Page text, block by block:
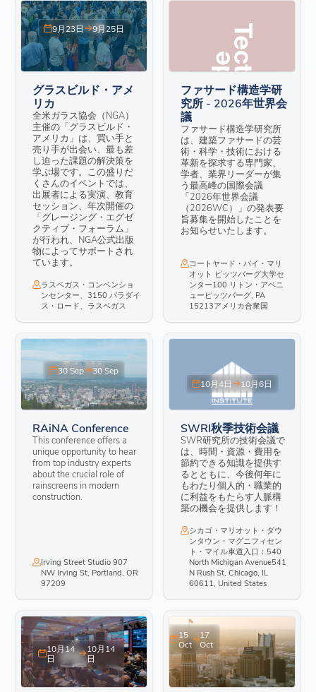
9月23日 9月25日
グラスビルド・アメ
リカ
全米ガラス協会（NGA）
主催の「グラスビルド・
アメリカ」は、買い手と
売り手が出会い、最も差
し迫った課題の解決策を
学ぶ場です。この盛りだ
くさんのイベントでは、
出展者による実演、教育
セッション、年次開催の
「グレージング・エグゼ
クティブ・フォーラム」
が行われ、NGA公式出版
物によってサポートされ
ています。
ラスベガス・コンベンショ
ンセンター、3150 パラダイ
ス・ロード、ラスベガス
ファサード構造学研
究所 - 2026年世界会
議
ファサード構造学研究所
は、建築ファサードの芸
術・科学・技術における
革新を探求する専門家、
学者、業界リーダーが集
う最高峰の国際会議
「2026年世界会議
（2026WC）」の発表要
旨募集を開始したことを
お知らせいたします。
コートヤード・バイ・マリ
オット ピッツバーグ大学セ
ンター100 リトン・アベニ
ューピッツバーグ, PA
15213アメリカ合衆国
30 Sep 30 Sep
RAiNA Conference
This conference offers a
unique opportunity to hear
from top industry experts
about the crucial role of
rainscreens in modern
construction.
Irving Street Studio 907
NW Irving St, Portland, OR
97209
10月4日 10月6日
SWRI秋季技術会議
SWR研究所の技術会議で
は、時間・資源・費用を
節約できる知識を提供す
るとともに、今後何年に
もわたり個人的・職業的
に利益をもたらす人脈構
築の機会を提供します！
シカゴ・マリオット・ダウ
ンタウン・マグニフィセン
ト・マイル車道入口：540
North Michigan Avenue541
N Rush St, Chicago, IL
60611, United States
10月14
日
10月14
日
15
Oct
17
Oct